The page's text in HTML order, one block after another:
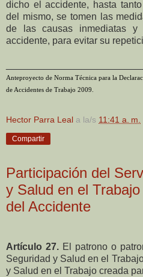
dicho el accidente, hasta
del mismo, se tomen las
de las causas inmediatas y
accidente, para evitar su
Anteproyecto de Norma Técnica para la
de Accidentes de Trabajo 2009.
Hector Parra Leal a la/s 11:41 a. m.
Compartir
Participación del
y Salud en el
del Accidente
Artículo 27. El patrono o
Seguridad y Salud en el
y Salud en el Trabajo creada